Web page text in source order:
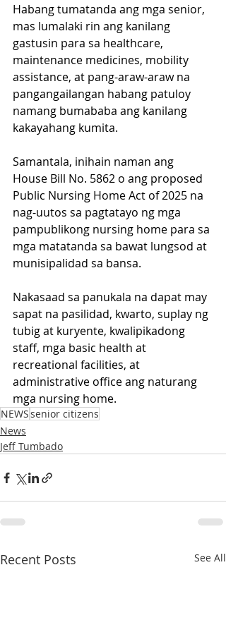
Habang tumatanda ang mga senior,
mas lumalaki rin ang kanilang
gastusin para sa healthcare,
maintenance medicines, mobility
assistance, at pang-araw-araw na
pangangailangan habang patuloy
namang bumababa ang kanilang
kakayahang kumita.
Samantala, inihain naman ang
House Bill No. 5862 o ang proposed
Public Nursing Home Act of 2025 na
nag-uutos sa pagtatayo ng mga
pampublikong nursing home para sa
mga matatanda sa bawat lungsod at
munisipalidad sa bansa.
Nakasaad sa panukala na dapat may
sapat na pasilidad, kwarto, suplay ng
tubig at kuryente, kwalipikadong
staff, mga basic health at
recreational facilities, at
administrative office ang naturang
mga nursing home.
NEWSsenior citizens
News
Jeff Tumbado
Recent Posts See All